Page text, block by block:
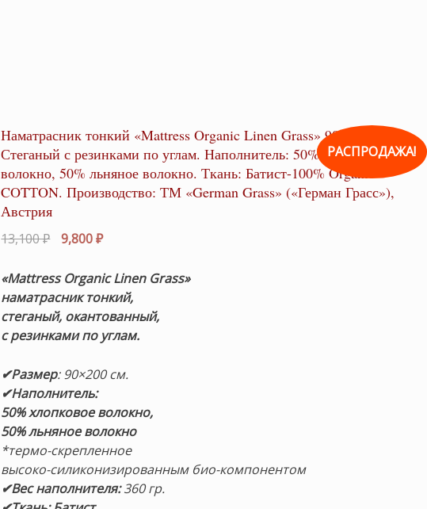
РАСПРОДАЖА!
Наматрасник тонкий «Mattress Organic Linen Grass» 90×200см.
Стеганый с резинками по углам. Наполнитель: 50% хлопковое
волокно, 50% льняное волокно. Ткань: Батист-100% Organic
COTТON. Производство: ТМ «German Grass» («Герман Грасс»),
Австрия
13,100₽
Первоначальная
составляла
13,100 ₽.
9,800₽Текущая
9,800 ₽.
«Mattress Organic Linen Grass»
наматрасниктонкий,
стеганый, окантованный,
с резинками по углам.
✔Размер: 90×200 см.
✔Наполнитель:
50% хлопковое волокно,
50% льняное волокно
*термо-скрепленное
высоко-силиконизированным био-компонентом
✔Вес наполнителя:360 гр.